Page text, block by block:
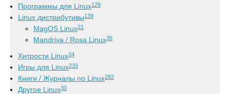
Программы для Linux129
Linux дистрибутивы139
MagOS Linux21
Mandriva / Rosa Linux35
Хитрости Linux34
Игры для Linux233
Книги / Журналы по Linux282
Другое Linux30